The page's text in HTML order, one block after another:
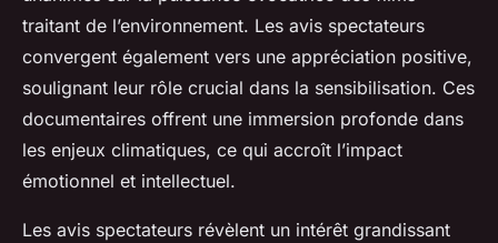
traitant de l’environnement. Les avis spectateurs
convergent également vers une appréciation positive,
soulignant leur rôle crucial dans la sensibilisation. Ces
documentaires offrent une immersion profonde dans
les enjeux climatiques, ce qui accroît l’impact
émotionnel et intellectuel.
Les avis spectateurs révèlent un intérêt grandissant